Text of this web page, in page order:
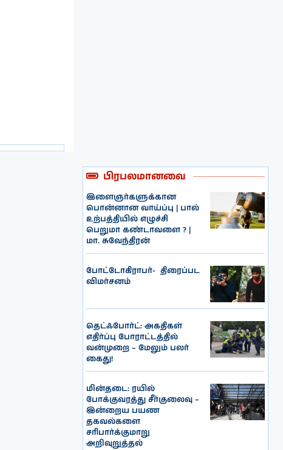
பிரபலமானவை
இளைஞர்களுக்கான
பொன்னான வாய்ப்பு | பால்
உற்பத்தியில் எழுச்சி
பெறுமா கண்டாவளை ? |
மா. சுவேந்திரன்
போட்டோகிராபர்- ‌ திரைப்பட
விமர்சனம்
தெட்ஃபோர்ட்: அகதிகள்
எதிர்ப்பு போராட்டத்தில்
வன்முறை – மேலும் பலர்
கைது!
மின்தடை: ரயில்
போக்குவரத்து சீர்குலைவு –
இன்றைய பயண
தகவல்களை
சரிபார்க்குமாறு
அறிவுறுத்தல்